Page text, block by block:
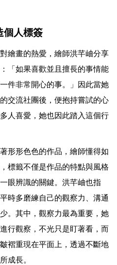
人標簽
繪畫的熱愛，繪師洪芊岫分享
「如果喜歡並且擅長的事情能
件非常開心的事。」因此當她
交流社團後，便抱持嘗試的心
人喜愛，她也因此踏入這個行
形形色色的作品，繪師懂得如
標籤不僅是作品的特點與風格
眼辨識的關鍵。洪芊岫也指
時多磨練自己的觀察力、溝通
。其中，觀察力最為重要，她
行觀察，不光只是盯著看，而
褶重現在平面上，透過不斷地
成長。